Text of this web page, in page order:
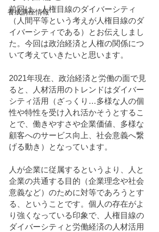
養成講座情報
前回は、人権目線のダイバーシティ
（人間平等という考えが人権目線のダ
イバーシティである）とお伝えしまし
た。今回は政治経済と人権の関係につ
いて考えていきたいと思います。
2021年現在、政治経済と労働の面で見
ると、人材活用のトレンドはダイバー
シティ活用（ざっくり…多様な人の個
性や特性を受け入れ活かそうとするこ
とで、働きやすさや企業価値、多様な
顧客へのサービス向上、社会意義へ繋
げる動き）となっています。
人が企業に従属するというより、人と
企業の共通する目的（企業理念や社会
意義など）のために対等であろうとす
る、ということです。個人の存在がよ
り強くなっている印象で、人権目線の
ダイバーシティと労働経済の人材活用